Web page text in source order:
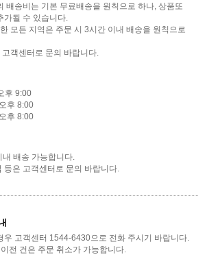
배송비는 기본 무료배송을 원칙으로 하나, 상품또
가될 수 있습니다.
모든 지역은 주문 시 3시간 이내 배송을 원칙으로
객센터로 문의 바랍니다.
후 9:00
후 8:00
후 8:00
내 배송 가능합니다.
등은 고객센터로 문의 바랍니다.
우 고객센터 1544-6430으로 전화 주시기 바랍니다.
전 건은 주문 취소가 가능합니다.